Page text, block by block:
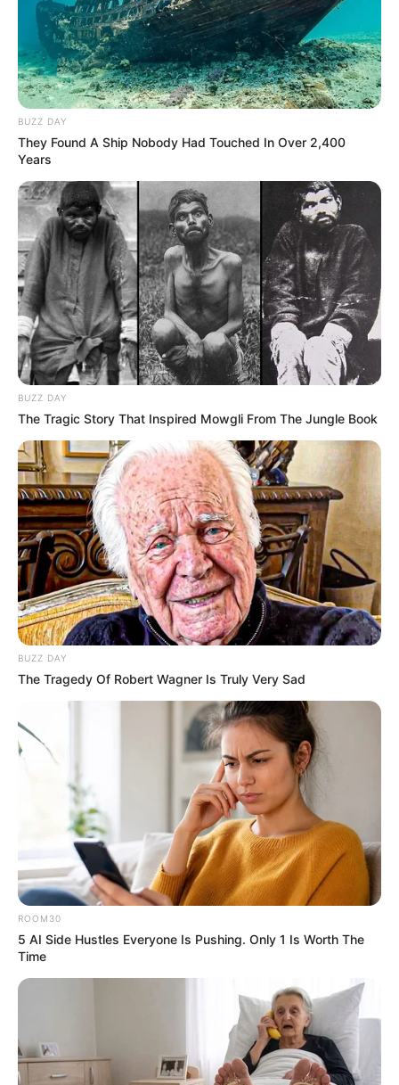
BUZZ DAY
They Found A Ship Nobody Had Touched In Over 2,400
Years
BUZZ DAY
The Tragic Story That Inspired Mowgli From The Jungle Book
BUZZ DAY
The Tragedy Of Robert Wagner Is Truly Very Sad
ROOM30
5 AI Side Hustles Everyone Is Pushing. Only 1 Is Worth The
Time